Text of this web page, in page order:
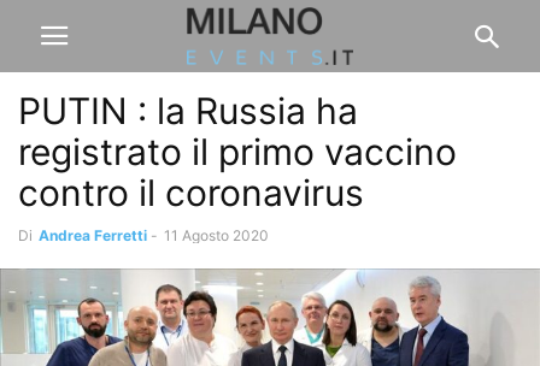
PUTIN : la Russia ha
registrato il primo vaccino
contro il coronavirus
Di Andrea Ferretti - 11 Agosto 2020